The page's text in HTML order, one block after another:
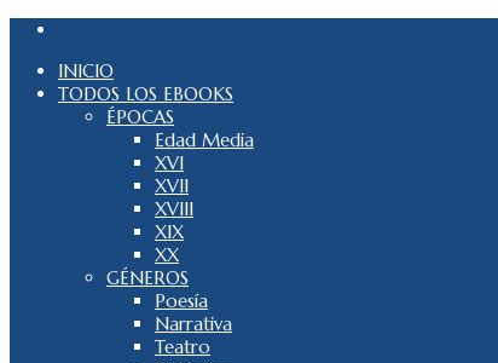
INICIO
TODOS LOS EBOOKS
ÉPOCAS
Edad Media
XVI
XVII
XVIII
XIX
XX
GÉNEROS
Poesía
Narrativa
Teatro